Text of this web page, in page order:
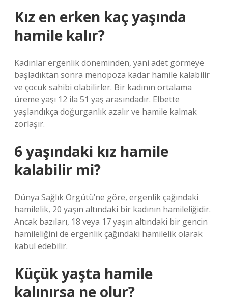
Kız en erken kaç yaşında
hamile kalır?
Kadınlar ergenlik döneminden, yani adet görmeye
başladıktan sonra menopoza kadar hamile kalabilir
ve çocuk sahibi olabilirler. Bir kadının ortalama
üreme yaşı 12 ila 51 yaş arasındadır. Elbette
yaşlandıkça doğurganlık azalır ve hamile kalmak
zorlaşır.
6 yaşındaki kız hamile
kalabilir mi?
Dünya Sağlık Örgütü’ne göre, ergenlik çağındaki
hamilelik, 20 yaşın altındaki bir kadının hamileliğidir.
Ancak bazıları, 18 veya 17 yaşın altındaki bir gencin
hamileliğini de ergenlik çağındaki hamilelik olarak
kabul edebilir.
Küçük yaşta hamile
kalınırsa ne olur?